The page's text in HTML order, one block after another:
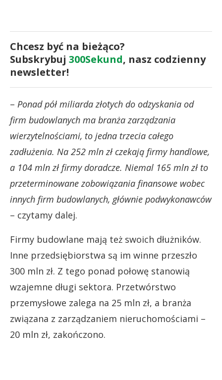
Chcesz być na bieżąco?
Subskrybuj 300Sekund, nasz codzienny
newsletter!
– Ponad pół miliarda złotych do odzyskania od
firm budowlanych ma branża zarządzania
wierzytelnościami, to jedna trzecia całego
zadłużenia. Na 252 mln zł czekają firmy handlowe,
a 104 mln zł firmy doradcze. Niemal 165 mln zł to
przeterminowane zobowiązania finansowe wobec
innych firm budowlanych, głównie podwykonawców
– czytamy dalej.
Firmy budowlane mają też swoich dłużników.
Inne przedsiębiorstwa są im winne przeszło
300 mln zł. Z tego ponad połowę stanowią
wzajemne długi sektora. Przetwórstwo
przemysłowe zalega na 25 mln zł, a branża
związana z zarządzaniem nieruchomościami –
20 mln zł, zakończono.